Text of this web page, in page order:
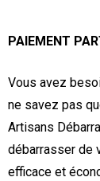
PAIEMENT
Vous avez
ne savez pas
Artisans
débarrasser de
efficace et